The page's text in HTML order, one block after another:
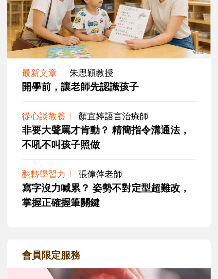
最新文章 朱思穎教授
開學前，讓老師先認識孩子
從心談教養 顏宜婷語言治療師
非要大聲罵才肯動？ 精簡指令溝通法，
不吼不叫孩子照做
翻轉學習力 張偉萍老師
寫字沒力喊累？ 姿勢不對定型超難改，
掌握正確握筆關鍵
會員限定服務